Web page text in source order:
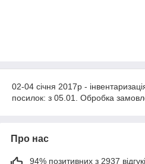
02-04 січня 2017р -
посилок: з 05.01. Обробка
Про нас
94% позитивних з 2937